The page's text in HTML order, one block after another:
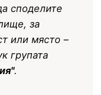
споделите
за
или място –
групата
.